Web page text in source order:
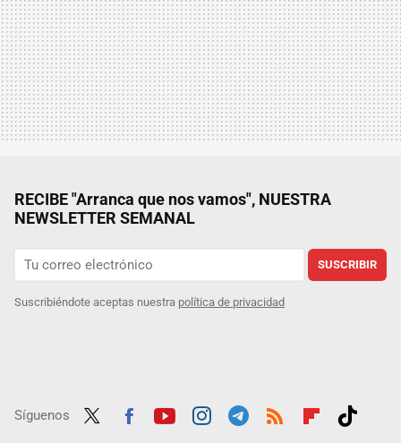
RECIBE "Arranca que nos vamos", NUESTRA
NEWSLETTER SEMANAL
SUSCRIBIR
Suscribiéndote aceptas nuestra política de privacidad
Síguenos